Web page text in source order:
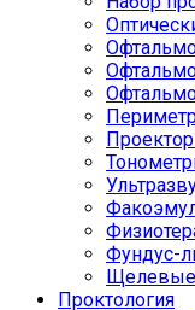
Фундус-
Проктология